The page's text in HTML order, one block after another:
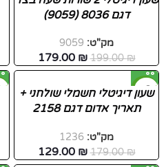
דגם 8036 (9059)
מק"ט: 9059
199.00₪
179.00 ₪
-28%
שעון דיגיטלי חשמלי שולחני +
תאריך אדום דגם 2158
מק"ט: 1236
179.00₪
129.00 ₪